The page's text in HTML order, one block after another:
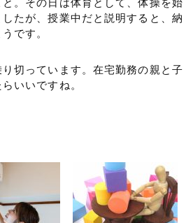
。その日は体育として、体操を始
たが、授業中だと説明すると、納
です。
切っています。在宅勤務の親と子
いいですね。